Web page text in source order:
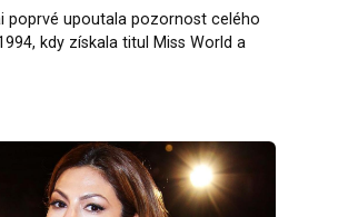
poprvé upoutala pozornost celého
kdy získala titul Miss World a